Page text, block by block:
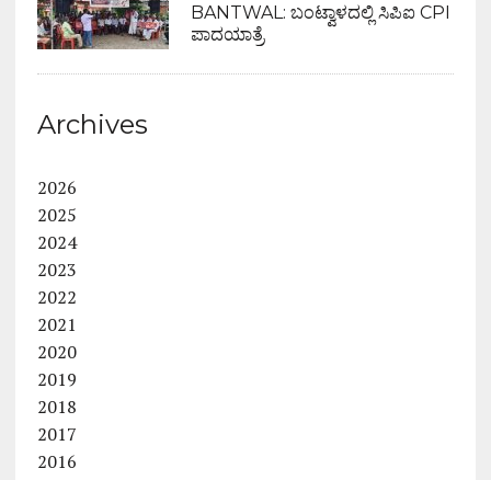
BANTWAL: ಬಂಟ್ವಾಳದಲ್ಲಿ ಸಿಪಿಐ CPI
ಪಾದಯಾತ್ರೆ
Archives
2026
2025
2024
2023
2022
2021
2020
2019
2018
2017
2016